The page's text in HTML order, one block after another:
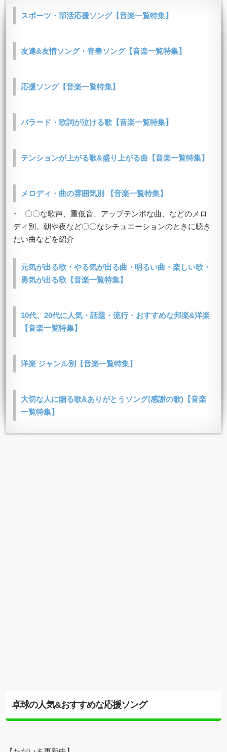
スポーツ・部活応援ソング【音楽一覧特集】
友達&友情ソング・青春ソング【音楽一覧特集】
応援ソング【音楽一覧特集】
バラード・歌詞が泣ける歌【音楽一覧特集】
テンションが上がる歌&盛り上がる曲【音楽一覧特集】
メロディ・曲の雰囲気別 【音楽一覧特集】
↑ 〇〇な歌声、重低音、アップテンポな曲、などのメロ
ディ別。朝や夜など〇〇なシチュエーションのときに聴き
たい曲などを紹介
元気が出る歌・やる気が出る曲・明るい曲・楽しい歌・
勇気が出る歌【音楽一覧特集】
10代、20代に人気・話題・流行・おすすめな邦楽&洋楽
【音楽一覧特集】
洋楽 ジャンル別【音楽一覧特集】
大切な人に贈る歌&ありがとうソング(感謝の歌)【音楽
一覧特集】
卓球の人気&おすすめな応援ソング